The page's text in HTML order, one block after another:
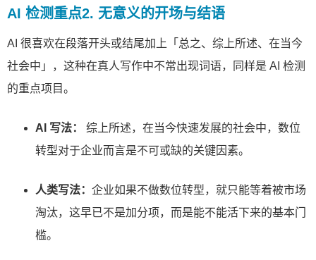
AI 检测重点2. 无意义的开场与结语
AI 很喜欢在段落开头或结尾加上「总之、综上所述、在当今
社会中」，这种在真人写作中不常出现词语，同样是 AI 检测
的重点项目。
AI 写法：
综上所述，在当今快速发展的社会中，数位
转型对于企业而言是不可或缺的关键因素。
人类写法： 企业如果不做数位转型，就只能等着被市场
淘汰，这早已不是加分项，而是能不能活下来的基本门
槛。